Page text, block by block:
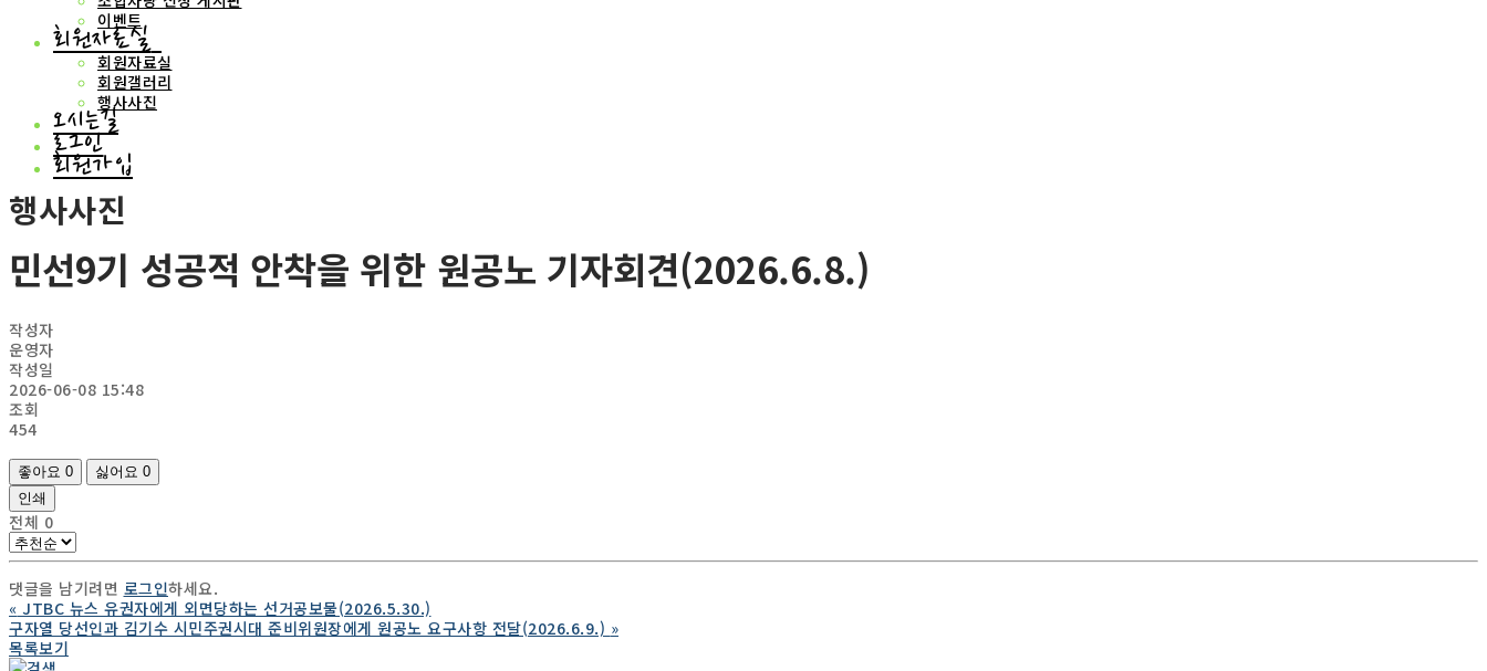
이벤트
회원자료실
회원자료실
회원갤러리
행사사진
오시는길
로그인
회원가입
행사사진
민선9기 성공적 안착을 위한 원공노 기자회견(2026.6.8.)
작성자
운영자
작성일
2026-06-08 15:48
조회
454
좋아요 0 싫어요 0
인쇄
전체 0
댓글을 남기려면 로그인하세요.
« JTBC 뉴스 유권자에게 외면당하는 선거공보물(2026.5.30.)
구자열 당선인과 김기수 시민주권시대 준비위원장에게 원공노 요구사항 전달(2026.6.9.) »
목록보기